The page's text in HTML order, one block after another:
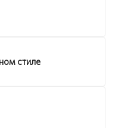
стиле